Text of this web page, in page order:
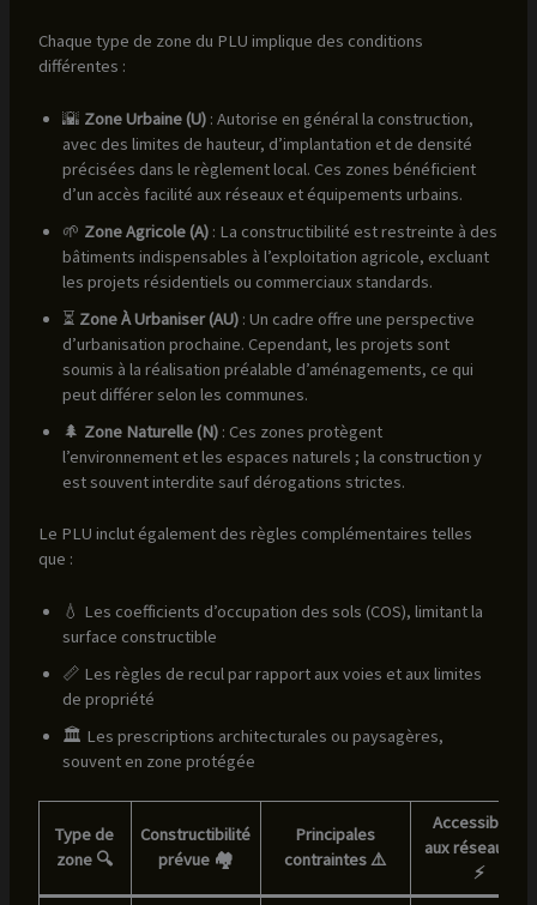
Chaque type de zone du PLU implique des conditions
différentes :
🌇 Zone Urbaine (U): Autorise en général la construction,
avec des limites de hauteur, d’implantation et de densité
précisées dans le règlement local. Ces zones bénéficient
d’un accès facilité aux réseaux et équipements urbains.
🌱 Zone Agricole (A): La constructibilité est restreinte à des
bâtiments indispensables à l’exploitation agricole, excluant
les projets résidentiels ou commerciaux standards.
⏳ Zone À Urbaniser (AU): Un cadre offre une perspective
d’urbanisation prochaine. Cependant, les projets sont
soumis à la réalisation préalable d’aménagements, ce qui
peut différer selon les communes.
🌲 Zone Naturelle (N): Ces zones protègent
l’environnement et les espaces naturels ; la construction y
est souvent interdite sauf dérogations strictes.
Le PLU inclut également des règles complémentaires telles
que :
💧 Les coefficients d’occupation des sols (COS), limitant la
surface constructible
📏 Les règles de recul par rapport aux voies et aux limites
de propriété
🏛️ Les prescriptions architecturales ou paysagères,
souvent en zone protégée
Type de
zone 🔍
Constructibilité
prévue 🏘️
Principales
contraintes ⚠️
Accessibilité
aux réseaux 🚰
⚡